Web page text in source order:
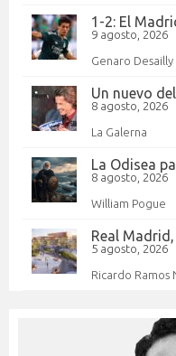
1-2: El
9 agosto, 2026
Genaro Desailly
Un nuevo
8 agosto, 2026
La Galerna
La Odisea
8 agosto, 2026
William Pogue
Real
5 agosto, 2026
Ricardo Ramos